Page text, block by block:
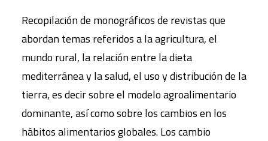
Recopilación de monográficos de revistas que
abordan temas referidos a la agricultura, el
mundo rural, la relación entre la dieta
mediterránea y la salud, el uso y distribución de la
tierra, es decir sobre el modelo agroalimentario
dominante, así como sobre los cambios en los
hábitos alimentarios globales. Los cambio